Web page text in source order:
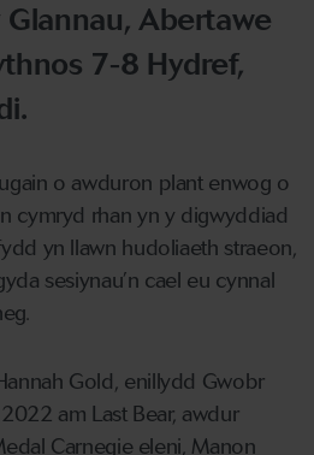
Abertawe
7-8 Hydref,
o awduron plant enwog o
cymryd rhan yn y digwyddiad
yn llawn hudoliaeth straeon,
sesiynau’n cael eu cynnal
Gold, enillydd Gwobr
am Last Bear, awdur
Carnegie eleni, Manon